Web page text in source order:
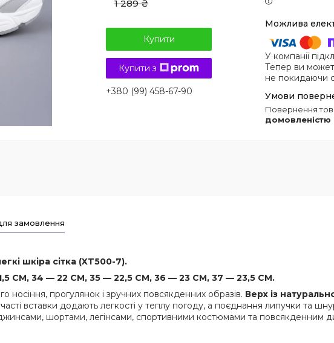
1 289 ₴
Купити
Купити з
+380 (99) 458-67-90
У компанії
Тепер ви
не покидаючи
повернення
домовленістю
замовлення
шкіра сітка (XT500-7).
СМ, 34 — 22 СМ, 35 — 22,5 СМ, 36 — 23 СМ, 37 — 23,5 СМ.
носіння, прогулянок і зручних повсякденних образів. Верх із
вставки додають легкості у теплу погоду, а поєднання липучки та
шортами, легінсами, спортивними костюмами та повсякденним